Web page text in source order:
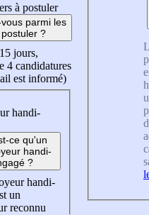
à postuler
parmi les
?
jours,
4 candidatures
est informé)
handi-
ce qu'un
handi-
?
handi-
un
reconnu